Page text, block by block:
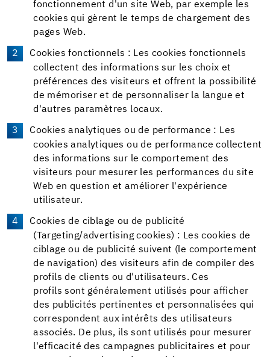
fonctionnement d'un site Web, par exemple les
cookies qui gèrent le temps de chargement des
pages Web.
Cookies fonctionnels : Les cookies fonctionnels
collectent des informations sur les choix et
préférences des visiteurs et offrent la possibilité
de mémoriser et de personnaliser la langue et
d'autres paramètres locaux.
Cookies analytiques ou de performance : Les
cookies analytiques ou de performance collectent
des informations sur le comportement des
visiteurs pour mesurer les performances du site
Web en question et améliorer l'expérience
utilisateur.
Cookies de ciblage ou de publicité
(Targeting/advertising cookies) : Les cookies de
ciblage ou de publicité suivent (le comportement
de navigation) des visiteurs afin de compiler des
profils de clients ou d'utilisateurs. Ces
profils sont généralement utilisés pour afficher
des publicités pertinentes et personnalisées qui
correspondent aux intérêts des utilisateurs
associés. De plus, ils sont utilisés pour mesurer
l'efficacité des campagnes publicitaires et pour